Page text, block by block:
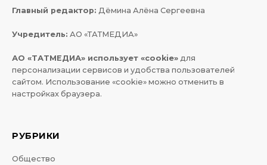
Главный редактор: Дёмина Алёна Сергеевна
Учредитель: АО «ТАТМЕДИА»
АО «ТАТМЕДИА» использует «cookie» для
персонализации сервисов и удобства пользователей
сайтом. Использование «cookie» можно отменить в
настройках браузера.
РУБРИКИ
Общество